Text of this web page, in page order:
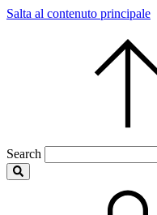
Salta al contenuto principale
Search